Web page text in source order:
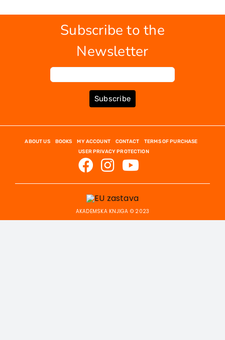
Subscribe to the
Newsletter
Subscribe
ABOUT US BOOKS MY ACCOUNT CONTACT
TERMS OF PURCHASE
USER PRIVACY PROTECTION
AKADEMSKA KNJIGA © 2023